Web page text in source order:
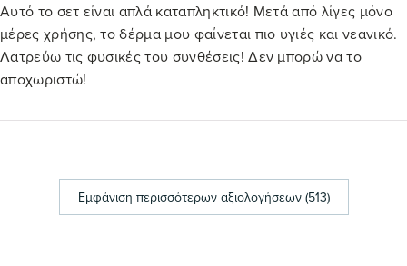
Αυτό το σετ είναι απλά καταπληκτικό! Μετά από λίγες μόνο
μέρες χρήσης, το δέρμα μου φαίνεται πιο υγιές και νεανικό.
Λατρεύω τις φυσικές του συνθέσεις! Δεν μπορώ να το
αποχωριστώ!
Εμφάνιση περισσότερων αξιολογήσεων (513)